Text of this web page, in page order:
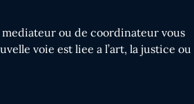
ou de coordinateur vous
voie est liee a l’art, la justice ou